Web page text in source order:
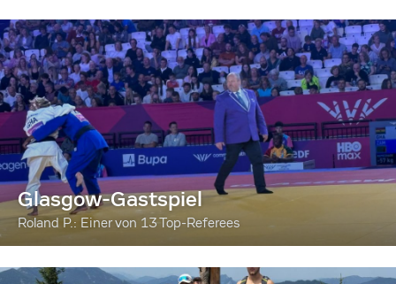
Glasgow-Gastspiel
Roland P.: Einer von 13 Top-Referees